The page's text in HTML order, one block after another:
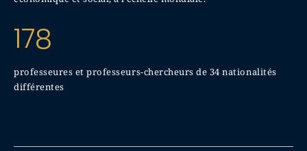
178
professeures et professeurs-chercheurs de 34 nationalités
différentes